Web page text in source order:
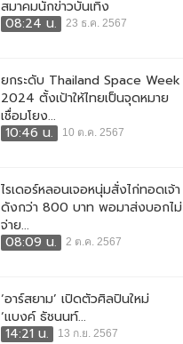
สมาคมนักข่าวบันเทิง
08:24 น.
23 ธ.ค. 2567
ยกระดับ Thailand Space Week
2024 ตั้งเป้าให้ไทยเป็นจุดหมาย
เชื่อมโยง...
10:46 น.
10 ต.ค. 2567
ไรเดอร์หลอนเจอหนุ่มสั่งไก่ทอดเจ้า
ดังกว่า 800 บาท พอมาส่งบอกไม่
จ่าย...
08:09 น.
2 ต.ค. 2567
‘อาร์สยาม’ เปิดตัวศิลปินใหม่
‘แบงค์ ธัชนนท์...
14:21 น.
13 ก.ย. 2567